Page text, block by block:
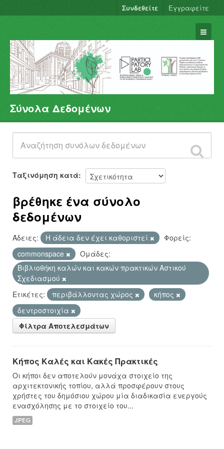
Συνδεθείτε Εγγραφείτε
Σύνολα Δεδομένων
Φορείς
Ομάδες
Σχετικά
Σύνολα Δεδομένων
Ταξινόμηση κατά
βρέθηκε ένα σύνολο
δεδομένων
Άδειες: Η άδεια δεν έχει καθοριστεί
Φορείς:
commonspace
Ομάδες:
Βιβλιοθήκη καλών και κακών πρακτικών Αστικού
Σχεδιασμού
Ετικέτες:
περιβάλλοντας χώρος
κήπος
δεντροστοιχία
Φίλτρα Αποτελεσμάτων
Κήπος Καλές και Κακές Πρακτικές
Οι κήποι δεν αποτελούν μονάχα στοιχείο της
αρχιτεκτονικής τοπίου, αλλά προσφέρουν στους
χρήστες του δημόσιου χώρου μία διαδικασία ενεργούς
ενασχόλησης με το στοιχείο του...
JPEG